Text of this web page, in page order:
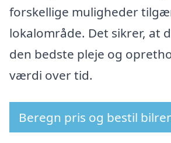
forskellige muligheder
lokalområde. Det sikrer, at
den bedste pleje og
værdi over tid.
Beregn pris og bestil